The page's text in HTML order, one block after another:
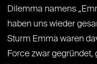
Dilemma namens
haben uns wieder
Sturm Emma waren
Force zwar